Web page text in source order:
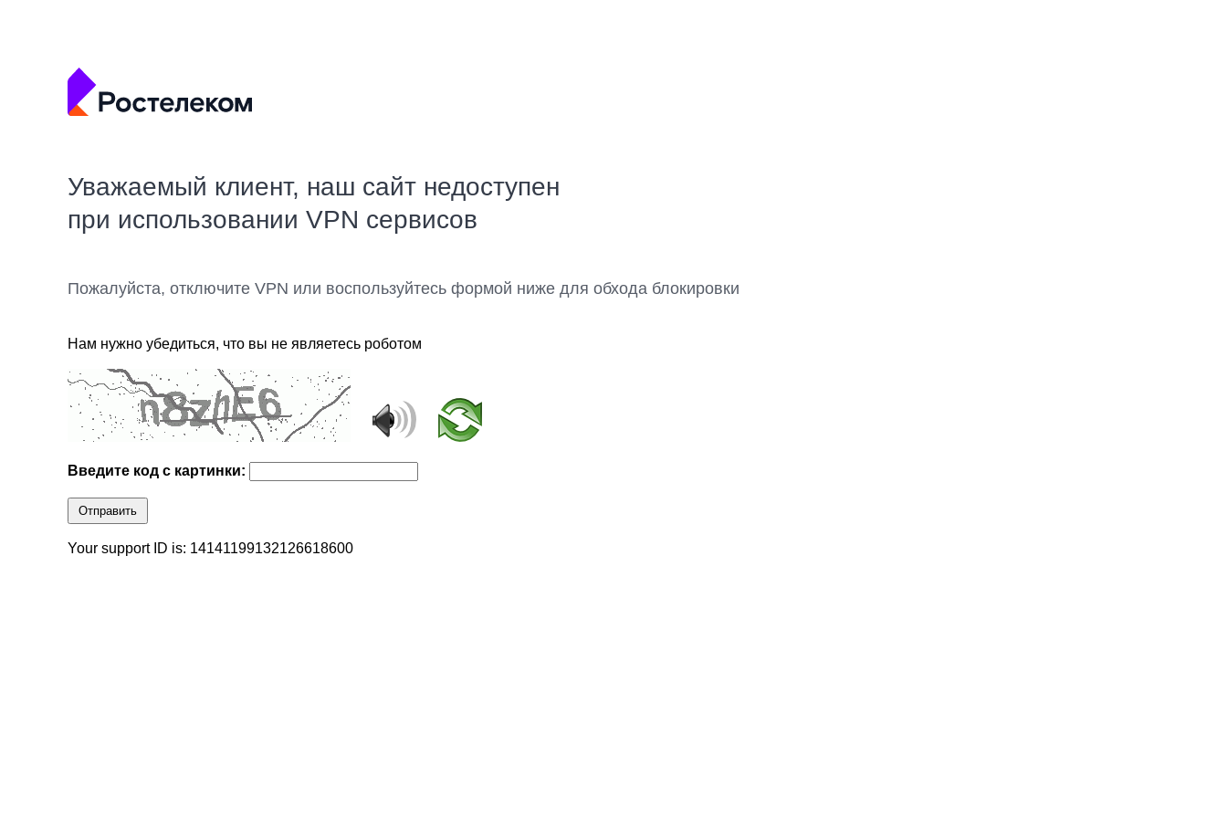
Уважаемый клиент, наш сайт недоступен
при использовании VPN сервисов
Пожалуйста, отключите VPN или воспользуйтесь формой ниже для обхода блокировки
Нам нужно убедиться, что вы не являетесь роботом
Введите код с картинки:
Отправить
Your support ID is: 14141199132126618600